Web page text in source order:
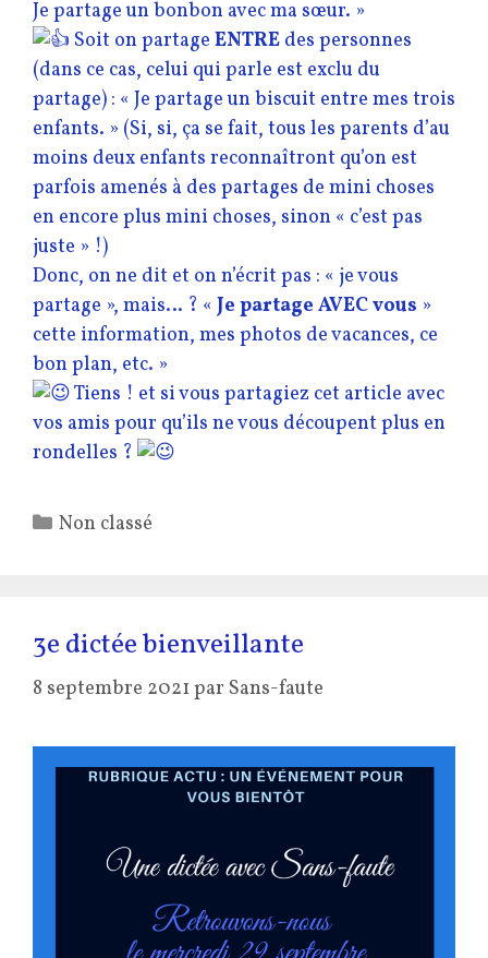
Je partage un bonbon avec ma sœur. »
Soit on partage ENTRE des personnes
(dans ce cas, celui qui parle est exclu du
partage) : « Je partage un biscuit entre mes trois
enfants. » (Si, si, ça se fait, tous les parents d’au
moins deux enfants reconnaîtront qu’on est
parfois amenés à des partages de mini choses
en encore plus mini choses, sinon « c’est pas
juste » !)
Donc, on ne dit et on n’écrit pas : « je vous
partage », mais… ? « Je partage AVEC vous »
cette information, mes photos de vacances, ce
bon plan, etc. »
Tiens ! et si vous partagiez cet article avec
vos amis pour qu’ils ne vous découpent plus en
rondelles ?
Catégories
Non classé
3e dictée bienveillante
8 septembre 2021 par Sans-faute